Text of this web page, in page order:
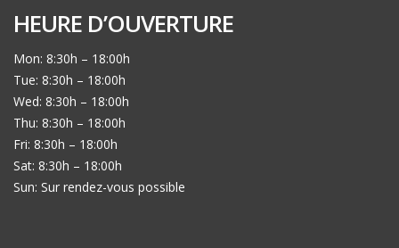
HEURE D’OUVERTURE
Mon: 8:30h – 18:00h
Tue: 8:30h – 18:00h
Wed: 8:30h – 18:00h
Thu: 8:30h – 18:00h
Fri: 8:30h – 18:00h
Sat: 8:30h – 18:00h
Sun: Sur rendez-vous possible